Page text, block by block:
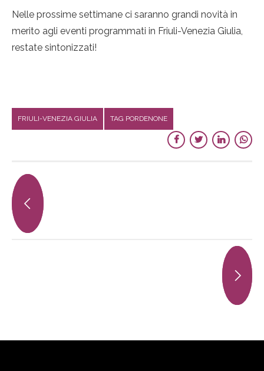
Nelle prossime settimane ci saranno grandi novità in
merito agli eventi programmati in Friuli-Venezia Giulia,
restate sintonizzati!
FRIULI-VENEZIA GIULIA TAG PORDENONE